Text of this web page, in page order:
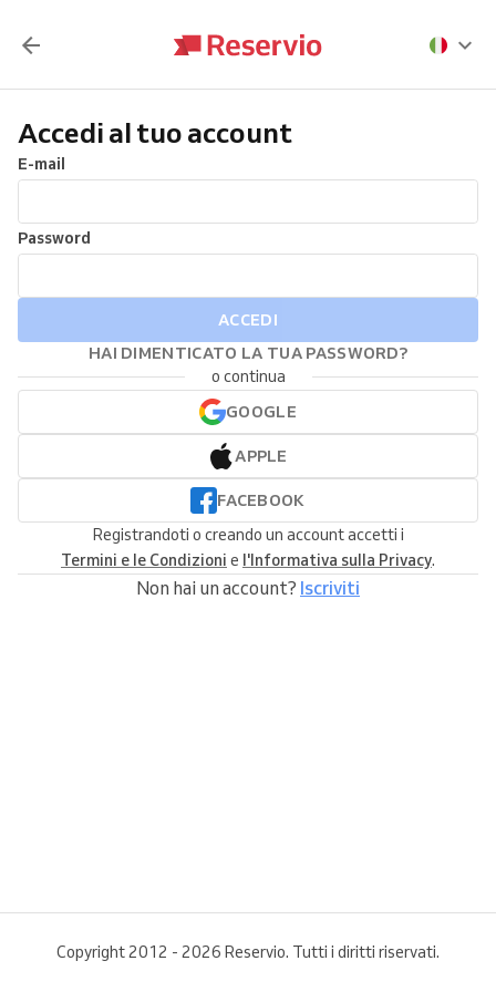
Accedi al tuo account
E-mail
Password
ACCEDI
HAI DIMENTICATO LA TUA PASSWORD?
o continua
GOOGLE
APPLE
FACEBOOK
Registrandoti o creando un account accetti i
Termini e le Condizioni e l'Informativa sulla Privacy.
Non hai un account? Iscriviti
Copyright 2012 - 2026 Reservio. Tutti i diritti riservati.